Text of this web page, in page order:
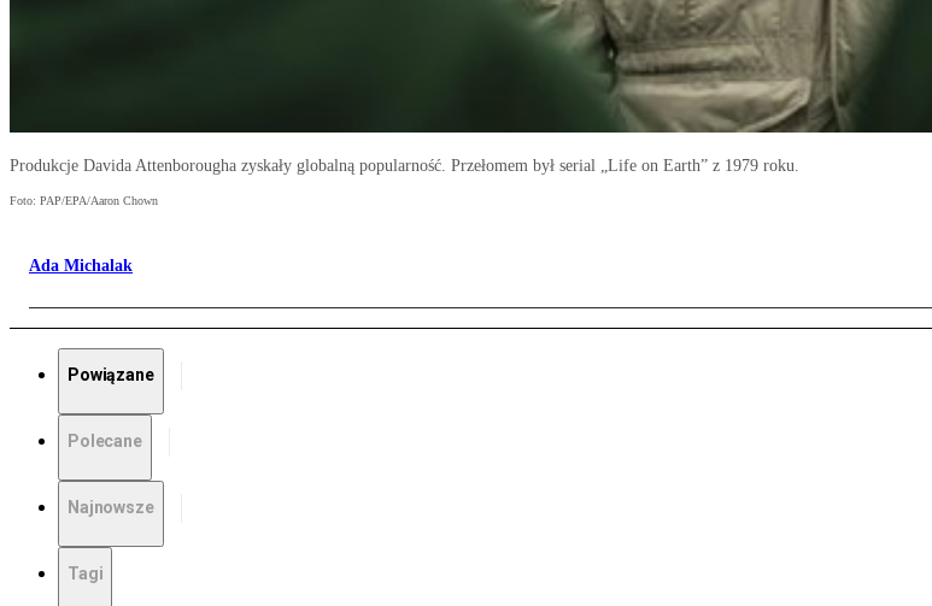
Produkcje Davida Attenborougha zyskały globalną popularność. Przełomem był serial „Life on Earth” z 1979 roku.
Foto: PAP/EPA/Aaron Chown
Ada Michalak
Powiązane
Polecane
Najnowsze
Tagi